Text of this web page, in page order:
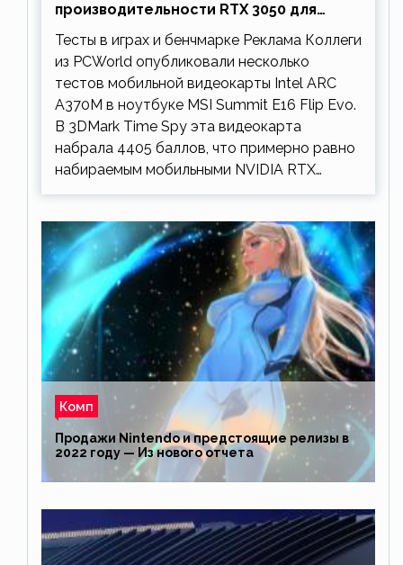
производительности RTX 3050 для
ноутбуков
Тесты в играх и бенчмарке Реклама Коллеги
из PCWorld опубликовали несколько
тестов мобильной видеокарты Intel ARC
A370M в ноутбуке MSI Summit E16 Flip Evo.
В 3DMark Time Spy эта видеокарта
набрала 4405 баллов, что примерно равно
набираемым мобильными NVIDIA RTX…
Комп
Продажи Nintendo и предстоящие релизы в
2022 году — Из нового отчета